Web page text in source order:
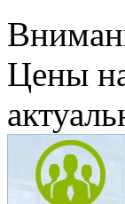
Цены